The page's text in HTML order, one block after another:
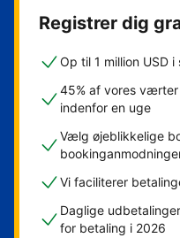
Registrer dig
Op til 1 million USD
45% af vores
indenfor en uge
Vælg øjeblikkelige
Vi faciliterer
Daglige
for betaling i 2026